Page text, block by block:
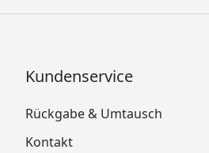
Kundenservice
Rückgabe & Umtausch
Kontakt